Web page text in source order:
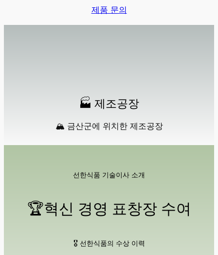
제품 문의
🏭 제조공장
🏔️ 금산군에 위치한 제조공장
선한식품 기술이사 소개
🏆혁신 경영 표창장 수여
🎖️ 선한식품의 수상 이력